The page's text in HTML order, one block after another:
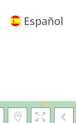
Español